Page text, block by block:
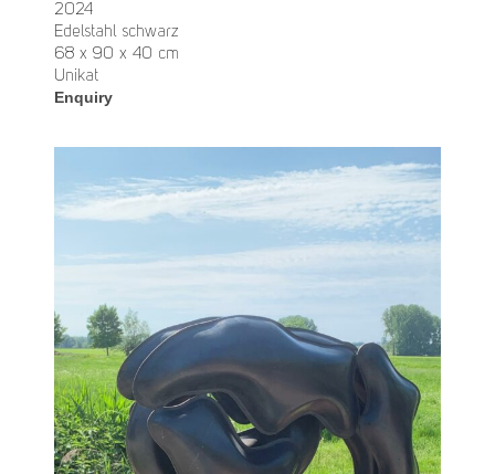
2024
Edelstahl schwarz
68 x 90 x 40 cm
Unikat
Enquiry